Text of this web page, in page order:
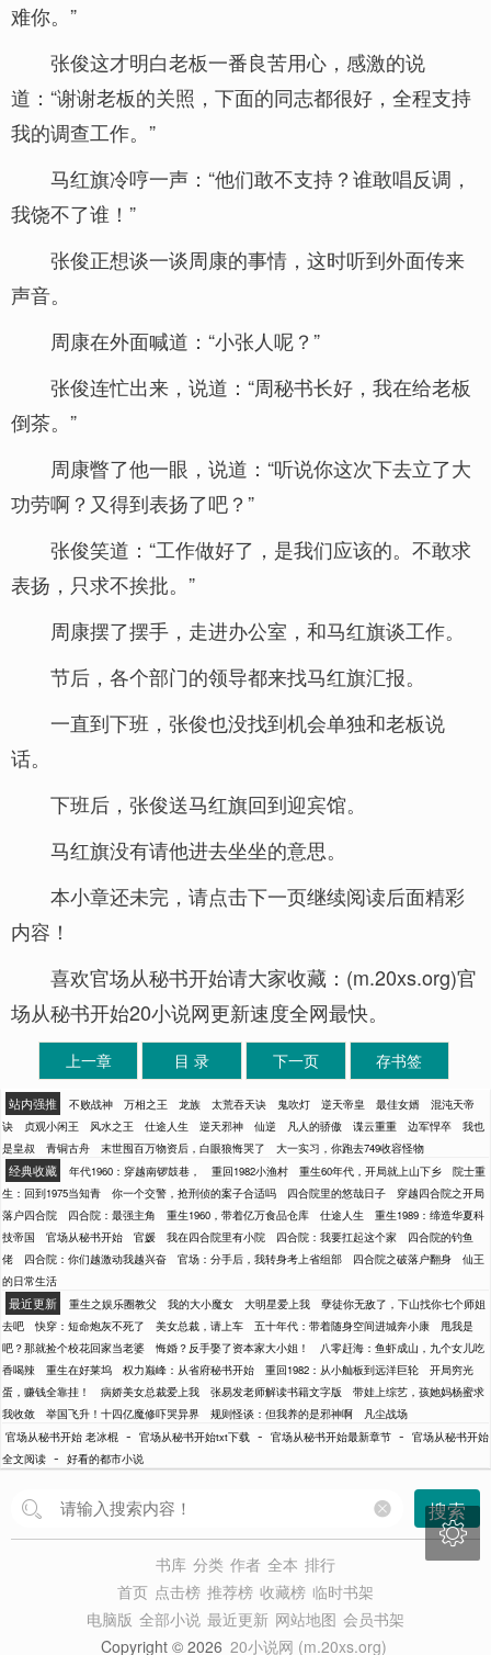
难你。”
张俊这才明白老板一番良苦用心，感激的说
道：“谢谢老板的关照，下面的同志都很好，全程支持
我的调查工作。”
马红旗冷哼一声：“他们敢不支持？谁敢唱反调，
我饶不了谁！”
张俊正想谈一谈周康的事情，这时听到外面传来
声音。
周康在外面喊道：“小张人呢？”
张俊连忙出来，说道：“周秘书长好，我在给老板
倒茶。”
周康瞥了他一眼，说道：“听说你这次下去立了大
功劳啊？又得到表扬了吧？”
张俊笑道：“工作做好了，是我们应该的。不敢求
表扬，只求不挨批。”
周康摆了摆手，走进办公室，和马红旗谈工作。
节后，各个部门的领导都来找马红旗汇报。
一直到下班，张俊也没找到机会单独和老板说
话。
下班后，张俊送马红旗回到迎宾馆。
马红旗没有请他进去坐坐的意思。
本小章还未完，请点击下一页继续阅读后面精彩
内容！
喜欢官场从秘书开始请大家收藏：(m.20xs.org)官
场从秘书开始20小说网更新速度全网最快。
上一章 目 录 下一页 存书签
站内强推 不败战神 万相之王 龙族 太荒吞天诀 鬼吹灯 逆天帝皇 最佳女婿
混沌天帝
诀
贞观小闲王 风水之王 仕途人生 逆天邪神 仙逆 凡人的骄傲 谍云重重 边军悍卒
我也
是皇叔
青铜古舟 末世囤百万物资后，白眼狼悔哭了 大一实习，你跑去749收容怪物
经典收藏 年代1960：穿越南锣鼓巷， 重回1982小渔村 重生60年代，开局就上山下乡
院士重
生：回到1975当知青
你一个交警，抢刑侦的案子合适吗 四合院里的悠哉日子
穿越四合院之开局
落户四合院
四合院：最强主角 重生1960，带着亿万食品仓库 仕途人生
重生1989：缔造华夏科
技帝国
官场从秘书开始 官媛 我在四合院里有小院 四合院：我要扛起这个家
四合院的钓鱼
佬
四合院：你们越激动我越兴奋 官场：分手后，我转身考上省组部 四合院之破落户翻身
仙王
的日常生活
最近更新 重生之娱乐圈教父 我的大小魔女 大明星爱上我
孽徒你无敌了，下山找你七个师姐
去吧
快穿：短命炮灰不死了 美女总裁，请上车 五十年代：带着随身空间进城奔小康
甩我是
吧？那就捡个校花回家当老婆
悔婚？反手娶了资本家大小姐！
八零赶海：鱼虾成山，九个女儿吃
香喝辣
重生在好莱坞 权力巅峰：从省府秘书开始 重回1982：从小舢板到远洋巨轮
开局穷光
蛋，赚钱全靠挂！
病娇美女总裁爱上我 张易发老师解读书籍文字版
带娃上综艺，孩她妈杨蜜求
我收敛
举国飞升！十四亿魔修吓哭异界 规则怪谈：但我养的是邪神啊
凡尘战场
官场从秘书开始 老冰棍 - 官场从秘书开始txt下载 - 官场从秘书开始最新章节 - 官场从秘书开始
全文阅读 - 好看的都市小说
搜索
书库 分类 作者 全本 排行
首页 点击榜 推荐榜 收藏榜 临时书架
电脑版 全部小说 最近更新 网站地图 会员书架
Copyright © 2026 20小说网 (m.20xs.org)
